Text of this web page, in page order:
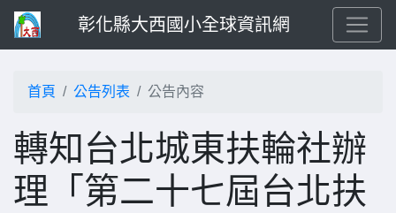
彰化縣大西國小全球資訊網
首頁 公告列表 公告內容
轉知台北城東扶輪社辦
理「第二十七屆台北扶